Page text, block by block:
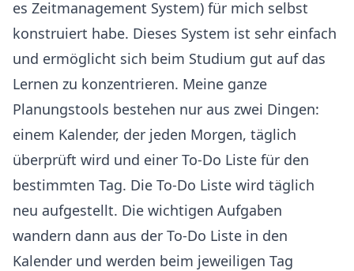
es Zeitmanagement System) für mich selbst
konstruiert habe. Dieses System ist sehr einfach
und ermöglicht sich beim Studium gut auf das
Lernen zu konzentrieren. Meine ganze
Planungstools bestehen nur aus zwei Dingen:
einem Kalender, der jeden Morgen, täglich
überprüft wird und einer To-Do Liste für den
bestimmten Tag. Die To-Do Liste wird täglich
neu aufgestellt. Die wichtigen Aufgaben
wandern dann aus der To-Do Liste in den
Kalender und werden beim jeweiligen Tag